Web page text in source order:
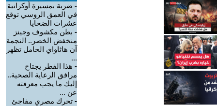
- ضربة بمسيرة أوكرانية
في العمق الروسي توقع
عشرات الضحايا
- بطن مكشوف وجينز
منخفض الخصر.. النجمة
آن هاثاواي الحامل تظهر
...
- هذا الفطر يجتاح
مرافق الرعاية الصحية..
إليك ما يجب معرفته
عن ...
- تحرك مصري مفاجئ